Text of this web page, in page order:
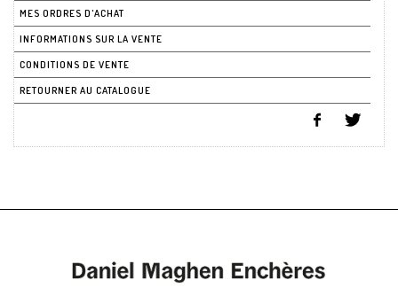
MES ORDRES D'ACHAT
INFORMATIONS SUR LA VENTE
CONDITIONS DE VENTE
RETOURNER AU CATALOGUE